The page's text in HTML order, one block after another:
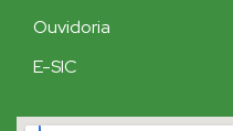
Ouvidoria
E-SIC